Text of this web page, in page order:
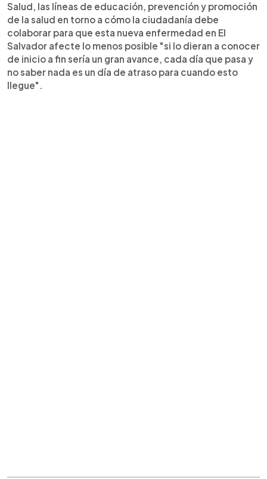
Salud, las líneas de educación, prevención y promoción
de la salud en torno a cómo la ciudadanía debe
colaborar para que esta nueva enfermedad en El
Salvador afecte lo menos posible "si lo dieran a conocer
de inicio a fin sería un gran avance, cada día que pasa y
no saber nada es un día de atraso para cuando esto
llegue".